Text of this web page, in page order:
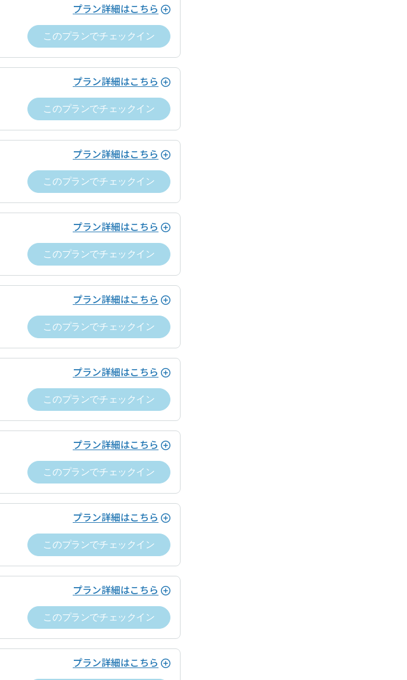
プラン詳細はこちら
このプランでチェックイン
プラン詳細はこちら
このプランでチェックイン
プラン詳細はこちら
このプランでチェックイン
プラン詳細はこちら
このプランでチェックイン
プラン詳細はこちら
このプランでチェックイン
プラン詳細はこちら
このプランでチェックイン
プラン詳細はこちら
このプランでチェックイン
プラン詳細はこちら
このプランでチェックイン
プラン詳細はこちら
このプランでチェックイン
プラン詳細はこちら
ペースごとに表示（税込表示）
インの当日にワークスペース内で有償オプション利用がある場合、当日運営ホストへ支払い
インの手続きが完了した時
トカード決済（VISA、Master、JCB、American Express、Diners Club、
アウトの手続きが完了した時
クインの撤回はできません。
クインの手続きが完了し、運営ホストとの間でドロップイン契約が成立
は、原則としてキャンセルできません。ドロップインを終了するために
ックアウトの手続きを完了し、ドロップイン料金をお支払いいただく必
ます。詳細は、ドロップインサービス利用ゲスト規約及びワークスペー
」にお問い合わせ次第、遅延なく提供します。
」にお問い合わせ次第、遅延なく提供します。
」にお問い合わせ次第、遅延なく提供します。
イン利用ゲスト規約 、各運営ホストの利用規約
わせフォームよりお願いします。
産株式会社
ペースごとに表示（税込表示）
インの当日にワークスペース内で有償オプション利用がある場合、当日運営ホストへ支払い
インの手続きが完了した時
トカード決済（VISA，Master，JCB, American Express, Diners）
アウトの手続きが完了した時
クインの撤回はできません。
クインの手続きが完了し、運営ホストとの間でドロップイン契約が成立
は、原則としてキャンセルできません。ドロップインを終了するために
ックアウトの手続きを完了し、ドロップイン料金をお支払いいただく必
ます。詳細は、ドロップインサービス利用ゲスト規約及びワークスペー
ご覧ください。
」にお問い合わせ次第、遅延なく提供します。
」にお問い合わせ次第、遅延なく提供します。
イン利用ゲスト規約、各運営ホストの利用規約
クインはスマートフォンからお願いします。
キャンし、遷移先の施設詳細ページから「チェックイン」できます。